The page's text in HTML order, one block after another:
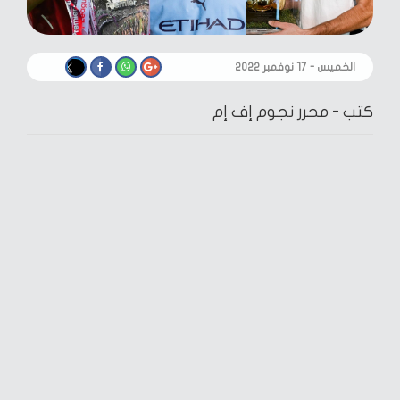
الخميس - ١٧ نوفمبر ٢٠٢٢
كتب - محرر نجوم إف إم